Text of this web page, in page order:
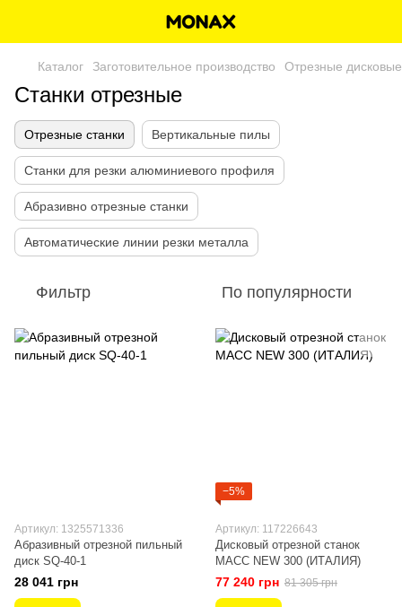
Каталог Заготовительное производство Отрезные
Станки отрезные
Отрезные станки Вертикальные пилы
Станки для резки алюминиевого профиля
Абразивно отрезные станки
Автоматические линии резки металла
Фильтр По популярности
Артикул: 1325571336
Абразивный отрезной пильный
диск SQ-40-1
28 041 грн
−5%
Артикул: 117226643
Дисковый отрезной станок
MACC NEW 300 (ИТАЛИЯ)
77 240 грн 81 305 грн